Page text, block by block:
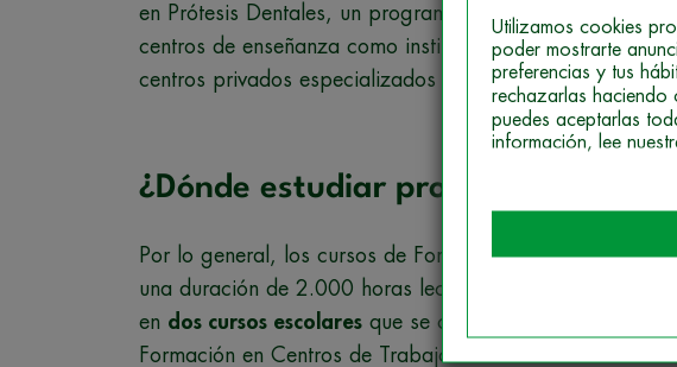
en Prótesis Dentales, un programa oficial de Formación
centros de enseñanza como institutos de educación
centros privados especializados en Formación
¿Dónde estudiar protésico dental?
Por lo general, los cursos de Formación Profesional son
una duración de 2.000 horas lectivas. Estas horas de
en dos cursos escolares que se completan con un
Formación en Centros de Trabajo.
Utilizamos cookies
poder mostrarte
preferencias y tus
rechazarlas haciendo
puedes aceptarlas
información, lee